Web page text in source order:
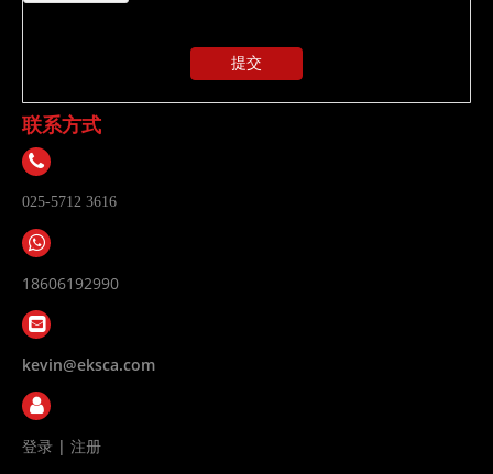
提交
联系方式
025-5712 3616
18606192990
kevin@eksca.com
登录 | 注册